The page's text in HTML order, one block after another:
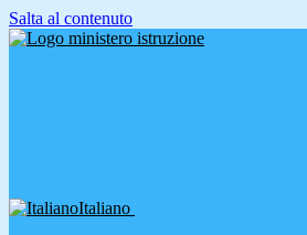
Salta al contenuto
Italiano